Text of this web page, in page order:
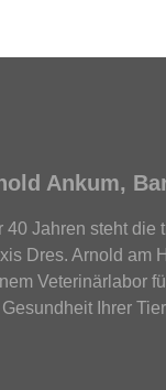
Ankum,
40 Jahren steht die
Dres. Arnold am
Veterinärlabor
Gesundheit Ihrer